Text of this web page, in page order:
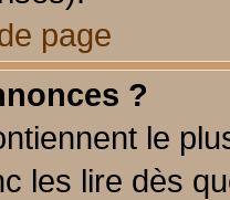
page
?
le
les lire dès